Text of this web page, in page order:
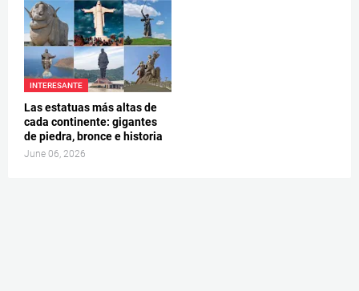
INTERESANTE
Las estatuas más altas de
cada continente: gigantes
de piedra, bronce e historia
June 06, 2026